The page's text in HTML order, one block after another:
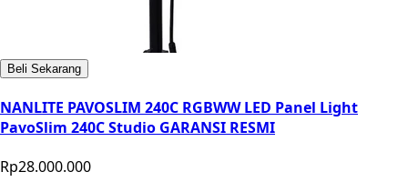
Beli Sekarang
NANLITE PAVOSLIM 240C RGBWW LED Panel Light
PavoSlim 240C Studio GARANSI RESMI
Rp28.000.000